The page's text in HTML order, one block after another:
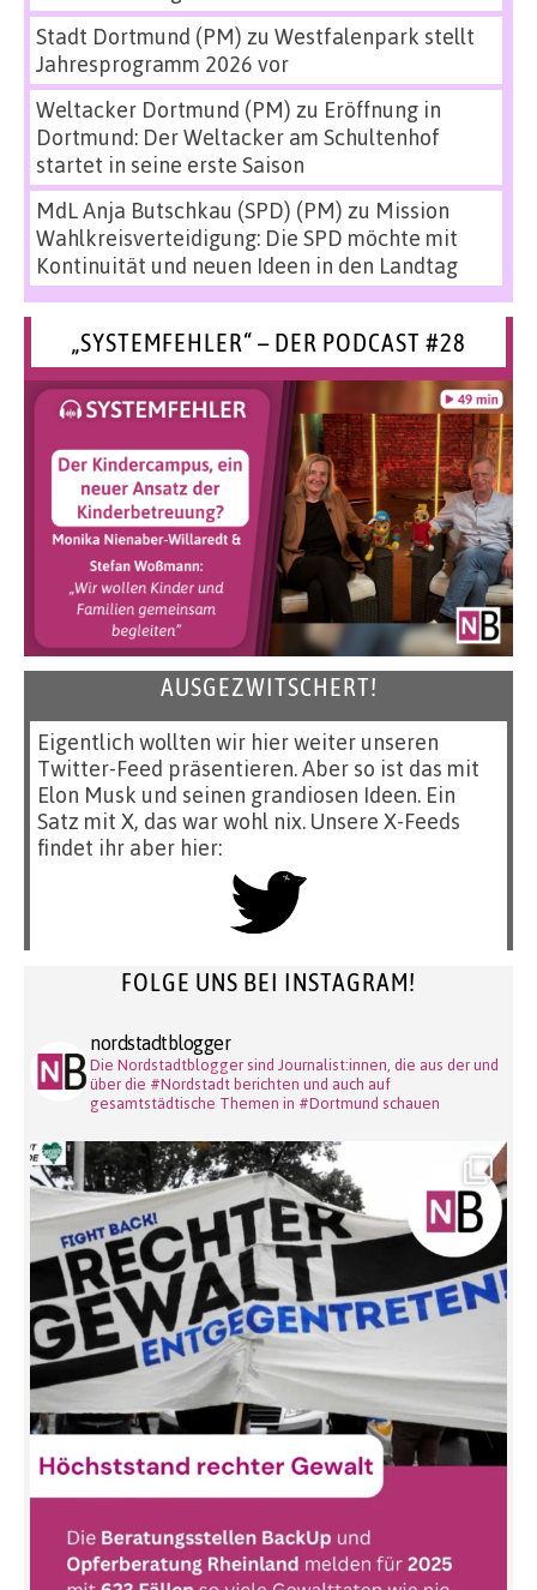
Stadt Dortmund (PM) zu Westfalenpark stellt
Jahresprogramm 2026 vor
Weltacker Dortmund (PM) zu Eröffnung in
Dortmund: Der Weltacker am Schultenhof
startet in seine erste Saison
MdL Anja Butschkau (SPD) (PM) zu Mission
Wahlkreisverteidigung: Die SPD möchte mit
Kontinuität und neuen Ideen in den Landtag
„SYSTEMFEHLER“ – DER PODCAST #28
AUSGEZWITSCHERT!
Eigentlich wollten wir hier weiter unseren
Twitter-Feed präsentieren. Aber so ist das mit
Elon Musk und seinen grandiosen Ideen. Ein
Satz mit X, das war wohl nix. Unsere X-Feeds
findet ihr aber hier:
FOLGE UNS BEI INSTAGRAM!
nordstadtblogger
Die Nordstadtblogger sind Journalist:innen, die aus der und
über die #Nordstadt berichten und auch auf
gesamtstädtische Themen in #Dortmund schauen